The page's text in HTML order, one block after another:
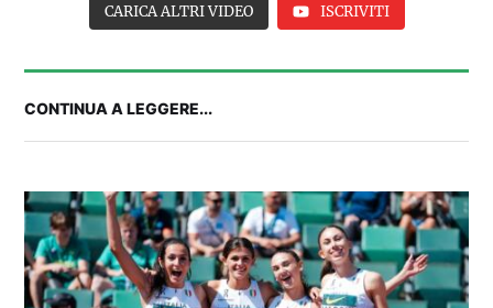
2° TROFEO RIVA | IL POST-PARTITA: commenta
con noi il match tra Cagliari e Nizza
CARICA ALTRI VIDEO ISCRIVITI
CONTINUA A LEGGERE...